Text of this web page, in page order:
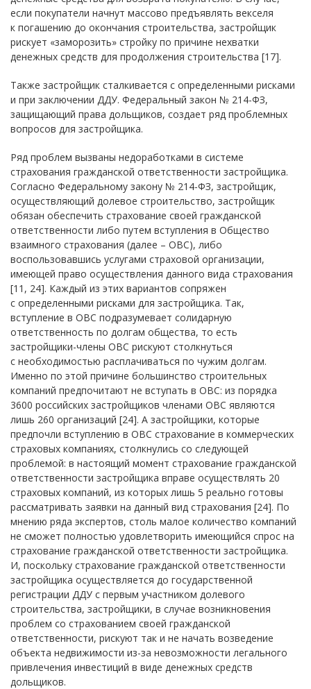
если покупатели начнут массово предъявлять векселя
к погашению до окончания строительства, застройщик
рискует «заморозить» стройку по причине нехватки
денежных средств для продолжения строительства [17].
Также застройщик сталкивается с определенными рисками
и при заключении ДДУ. Федеральный закон № 214-ФЗ,
защищающий права дольщиков, создает ряд проблемных
вопросов для застройщика.
Ряд проблем вызваны недоработками в системе
страхования гражданской ответственности застройщика.
Согласно Федеральному закону № 214-ФЗ, застройщик,
осуществляющий долевое строительство, застройщик
обязан обеспечить страхование своей гражданской
ответственности либо путем вступления в Общество
взаимного страхования (далее – ОВС), либо
воспользовавшись услугами страховой организации,
имеющей право осуществления данного вида страхования
[11, 24]. Каждый из этих вариантов сопряжен
с определенными рисками для застройщика. Так,
вступление в ОВС подразумевает солидарную
ответственность по долгам общества, то есть
застройщики-члены ОВС рискуют столкнуться
с необходимостью расплачиваться по чужим долгам.
Именно по этой причине большинство строительных
компаний предпочитают не вступать в ОВС: из порядка
3600 российских застройщиков членами ОВС являются
лишь 260 организаций [24]. А застройщики, которые
предпочли вступлению в ОВС страхование в коммерческих
страховых компаниях, столкнулись со следующей
проблемой: в настоящий момент страхование гражданской
ответственности застройщика вправе осуществлять 20
страховых компаний, из которых лишь 5 реально готовы
рассматривать заявки на данный вид страхования [24]. По
мнению ряда экспертов, столь малое количество компаний
не сможет полностью удовлетворить имеющийся спрос на
страхование гражданской ответственности застройщика.
И, поскольку страхование гражданской ответственности
застройщика осуществляется до государственной
регистрации ДДУ с первым участником долевого
строительства, застройщики, в случае возникновения
проблем со страхованием своей гражданской
ответственности, рискуют так и не начать возведение
объекта недвижимости из-за невозможности легального
привлечения инвестиций в виде денежных средств
дольщиков.